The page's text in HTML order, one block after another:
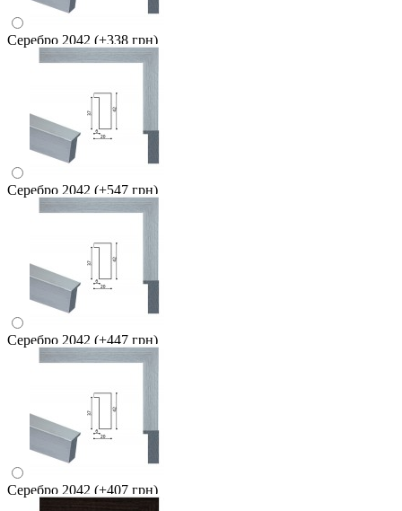
Серебро 2042 (+338 грн)
Серебро 2042 (+547 грн)
Серебро 2042 (+447 грн)
Серебро 2042 (+407 грн)